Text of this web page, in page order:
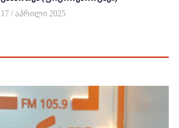
17 / აპრილი 2025